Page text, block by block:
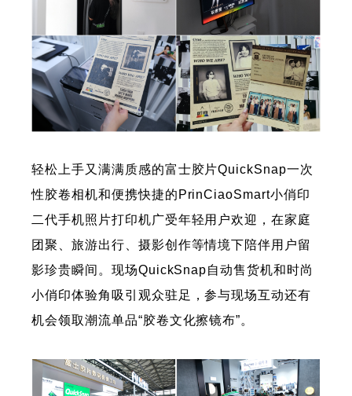
轻松上手又满满质感的富士胶片QuickSnap一次
性胶卷相机和便携快捷的PrinCiaoSmart小俏印
二代手机照片打印机广受年轻用户欢迎，在家庭
团聚、旅游出行、摄影创作等情境下陪伴用户留
影珍贵瞬间。现场QuickSnap自动售货机和时尚
小俏印体验角吸引观众驻足，参与现场互动还有
机会领取潮流单品“胶卷文化擦镜布”。